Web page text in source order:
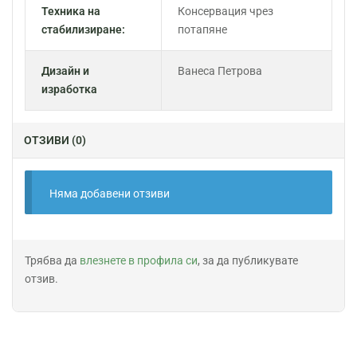
Техника на
стабилизиране:
Консервация чрез
потапяне
Дизайн и
изработка
Ванеса Петрова
ОТЗИВИ (0)
Няма добавени отзиви
Трябва да влезнете в профила си, за да публикувате
отзив.